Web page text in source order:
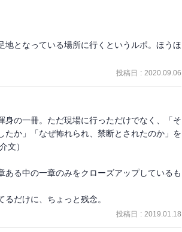
となっている場所に行くというルポ。ほうほ
投稿日 : 2020.09.06
の一冊。ただ現場に行っただけでなく、「そ
か」「なぜ怖れられ、禁断とされたのか」を
文）
る中の一章のみをクローズアップしているも
だけに、ちょっと残念。
投稿日 : 2019.01.18